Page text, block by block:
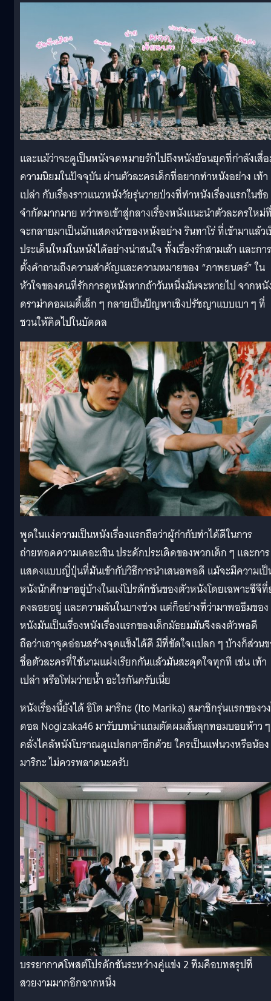
และแม้ว่าจะดูเป็นหนังจดหมายรักไปถึงหนังย้อนยุคที่กำลังเสื่
ความนิยมในปัจจุบัน ผ่านตัวละครเด็กที่อยากทำหนังอย่าง เท้า
เปล่า กับเรื่องราวแนวหนังวัยรุ่นวายป่วงที่ทำหนังเรื่องแรกในข้อ
จำกัดมากมาย ทว่าพอเข้าสู่กลางเรื่องหนังแนะนำตัวละครใหม่
จะกลายมาเป็นนักแสดงนำของหนังอย่าง รินทาโร่ ที่เข้ามาแล้ว
ประเด็นใหม่ในหนังได้อย่างน่าสนใจ ทั้งเรื่องรักสามเส้า และการ
ตั้งคำถามถึงความสำคัญและความหมายของ “ภาพยนตร์” ใน
หัวใจของคนที่รักการดูหนังหากถ้าวันหนึ่งมันจะหายไป จากหนั
ดราม่าคอมเมดี้เล็ก ๆ กลายเป็นปัญหาเชิงปรัชญาแบบเบา ๆ ที่
ชวนให้คิดไปในบัดดล
พูดในแง่ความเป็นหนังเรื่องแรกถือว่าผู้กำกับทำได้ดีในการ
ถ่ายทอดความเคอะเขิน ประดักประเดิดของพวกเด็ก ๆ และการ
แสดงแบบญี่ปุ่นที่มันเข้ากับวิธีการนำเสนอพอดี แม้จะมีความเ
หนังนักศึกษาอยู่บ้างในแง่โปรดักชันของตัวหนังโดยเฉพาะซีจี
คงลอยอยู่ และความล้นในบางช่วง แต่ก็อย่างที่ว่ามาพอธีมของ
หนังมันเป็นเรื่องหนังเรื่องแรกของเด็กมัธยมมันจึงลงตัวพอดี
ถือว่าเอาจุดอ่อนสร้างจุดแข็งได้ดี มีที่ขัดใจแปลก ๆ บ้างก็ส่วน
ชื่อตัวละครที่ใช้นามแฝงเรียกกันแล้วมันสะดุดใจทุกที เช่น เท้า
เปล่า หรือโฟมว่ายน้ำ อะไรกันครับเนี่ย
หนังเรื่องนี้ยังได้ อิโต มาริกะ (Ito Marika) สมาชิกรุ่นแรกของว
ดอล Nogizaka46 มารับบทนำแถมตัดผมสั้นลุกทอมบอยห้าว
คลั่งไคล้หนังโบราณดูแปลกตาอีกด้วย ใครเป็นแฟนวงหรือน้อง
มาริกะ ไม่ควรพลาดนะครับ
บรรยากาศโพสต์โปรดักชันระหว่างคู่แข่ง 2 ทีมคือบทสรุปที่
สวยงามมากอีกฉากหนึ่ง